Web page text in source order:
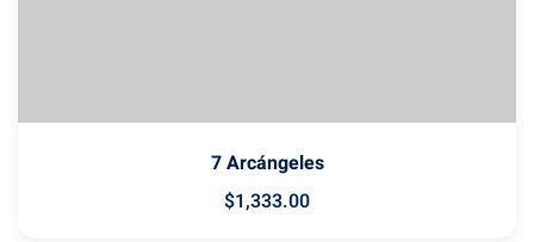
7 Arcángeles
$1,333.00